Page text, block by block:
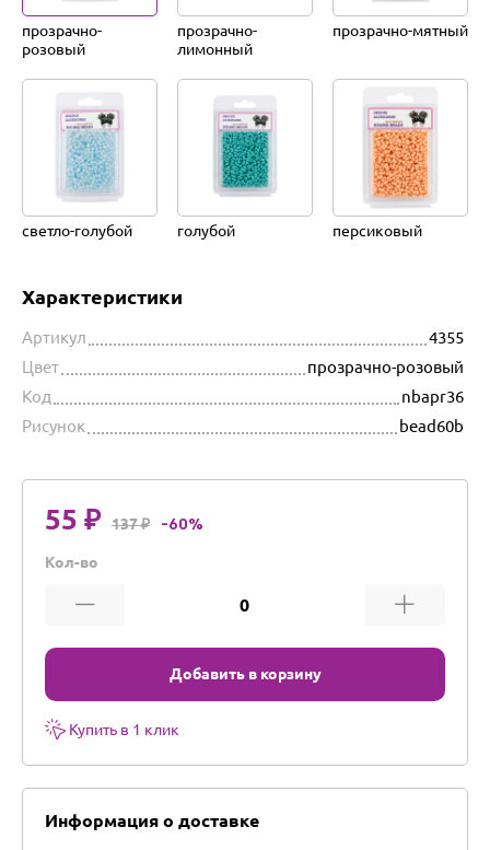
прозрачно-
розовый
прозрачно-
лимонный
прозрачно-мятный
светло-голубой голубой персиковый
Характеристики
Артикул
4355
Цвет
прозрачно-розовый
Код
nbapr36
Рисунок
bead60b
55 ₽ 137 ₽ -60%
Кол-во
Добавить в корзину
Купить в 1 клик
Информация о доставке